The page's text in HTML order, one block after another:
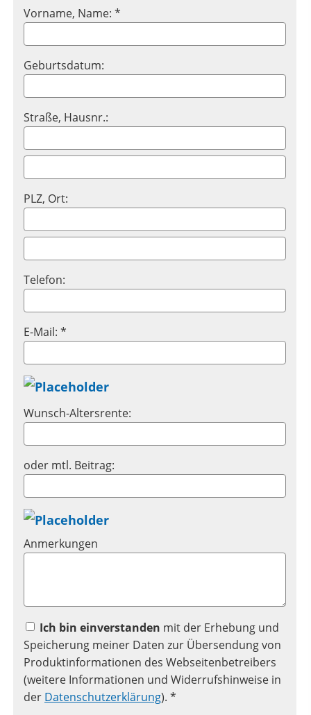
Vorname, Name: *
Geburtsdatum:
Straße, Hausnr.:
PLZ, Ort:
Telefon:
E-Mail: *
Wunsch-Altersrente:
oder mtl. Beitrag:
Anmerkungen
Ich bin einverstanden mit der Erhebung und
Speicherung meiner Daten zur Übersendung von
Produktinformationen des Webseitenbetreibers
(weitere Informationen und Widerrufshinweise in
der Datenschutzerklärung). *